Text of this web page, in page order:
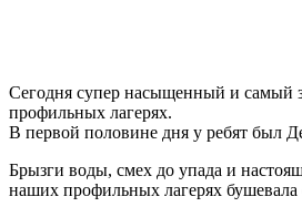
Сегодня супер насыщенный и самый
профильных лагерях.
В первой половине дня у ребят был
Брызги воды, смех до упада и
наших профильных лагерях бушевала